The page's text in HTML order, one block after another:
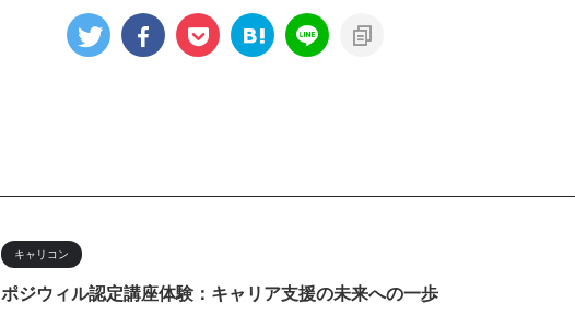
キャリコン
ポジウィル認定講座体験：キャリア支援の未来への一歩